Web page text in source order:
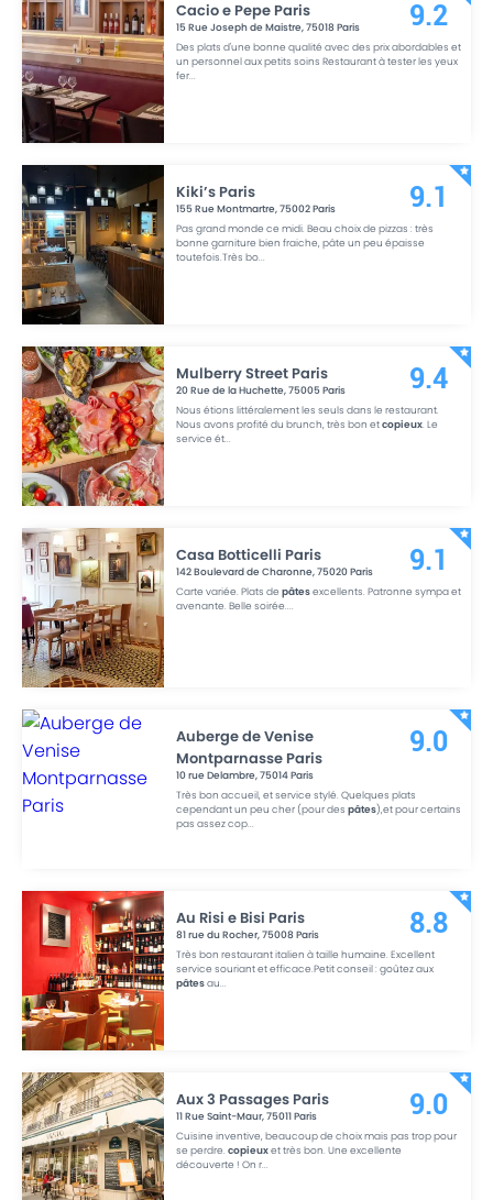
Cacio e Pepe Paris
15 Rue Joseph de Maistre,75018 Paris
Des plats d'une bonne qualité avec des prix abordables et
un personnel aux petits soins Restaurant à tester les yeux
fer...
9.2
Kiki’s Paris
155 Rue Montmartre,75002Paris
Pas grand monde ce midi. Beau choix de pizzas : très
bonne garniture bien fraiche, pâte un peu épaisse
toutefois.Très bo...
9.1
Mulberry Street Paris
20 Rue de la Huchette,75005Paris
Nous étions littéralement les seuls dans le restaurant.
Nous avons profité du brunch, très bon etcopieux. Le
service ét...
9.4
Casa Botticelli Paris
142 Boulevard de Charonne,75020Paris
Carte variée. Plats depâtesexcellents. Patronne sympa et
avenante. Belle soirée....
9.1
Auberge de Venise
Montparnasse Paris
10 rue Delambre,75014Paris
Très bon accueil, et service stylé. Quelques plats
cependant un peu cher (pour despâtes),et pour certains
pas assez cop...
9.0
Au Risi e Bisi Paris
81 rue du Rocher,75008 Paris
Très bon restaurant italien à taille humaine. Excellent
service souriant et efficace.Petit conseil : goûtez aux
pâtesau...
8.8
Aux 3 Passages Paris
11 Rue Saint-Maur,75011Paris
Cuisine inventive, beaucoup de choix mais pas trop pour
se perdre.copieuxet très bon. Une excellente
découverte ! On r...
9.0